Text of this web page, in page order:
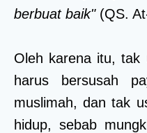
berbuat baik"(QS.
Oleh karena itu, tak
harus bersusah
muslimah, dan tak
hidup, sebab